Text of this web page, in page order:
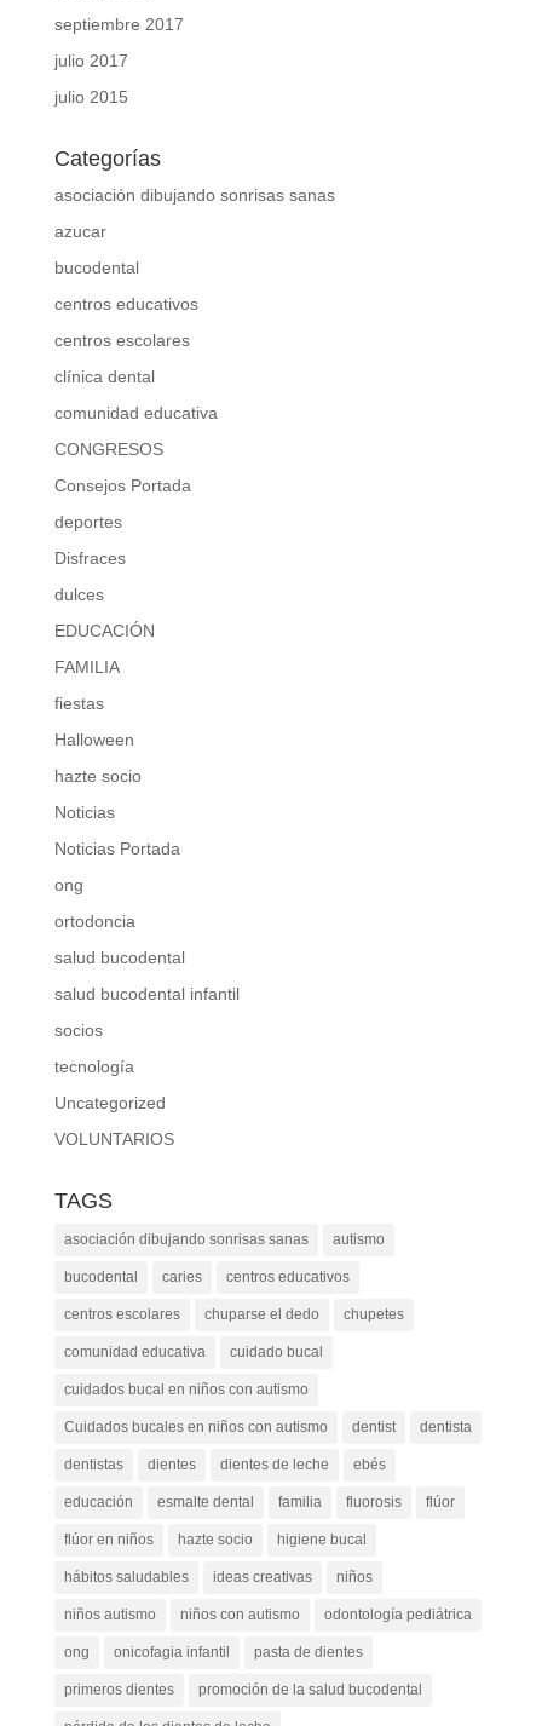
septiembre 2017
julio 2017
julio 2015
Categorías
asociación dibujando sonrisas sanas
azucar
bucodental
centros educativos
centros escolares
clínica dental
comunidad educativa
CONGRESOS
Consejos Portada
deportes
Disfraces
dulces
EDUCACIÓN
FAMILIA
fiestas
Halloween
hazte socio
Noticias
Noticias Portada
ong
ortodoncia
salud bucodental
salud bucodental infantil
socios
tecnología
Uncategorized
VOLUNTARIOS
TAGS
asociación dibujando sonrisas sanas autismo
bucodental caries centros educativos
centros escolares chuparse el dedo chupetes
comunidad educativa cuidado bucal
cuidados bucal en niños con autismo
Cuidados bucales en niños con autismo dentist dentista
dentistas dientes dientes de leche ebés
educación esmalte dental familia fluorosis flúor
flúor en niños hazte socio higiene bucal
hábitos saludables ideas creativas niños
niños autismo niños con autismo odontología pediátrica
ong onicofagia infantil pasta de dientes
primeros dientes promoción de la salud bucodental